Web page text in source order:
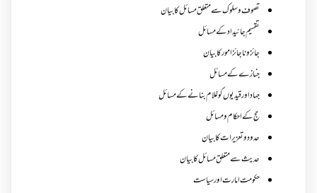
تصوف و سلوک سے متعلق مسائل کا بیان
تقسیم جائیداد کے مسائل
جائز و ناجائزامور کا بیان
جنازے کےمسائل
جہاد اور قیدیوں کو غلام بنانے کے مسائل
حج کے احکام ومسائل
حدود و تعزیرات کا بیان
حدیث سے متعلق مسائل کا بیان
حکومت امارت اور سیاست